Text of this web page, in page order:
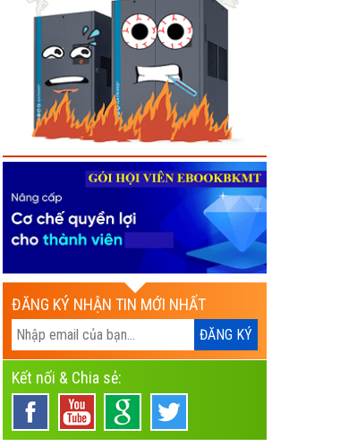
ĐĂNG KÝ NHẬN TIN MỚI NHẤT
Kết nối & Chia sẻ: